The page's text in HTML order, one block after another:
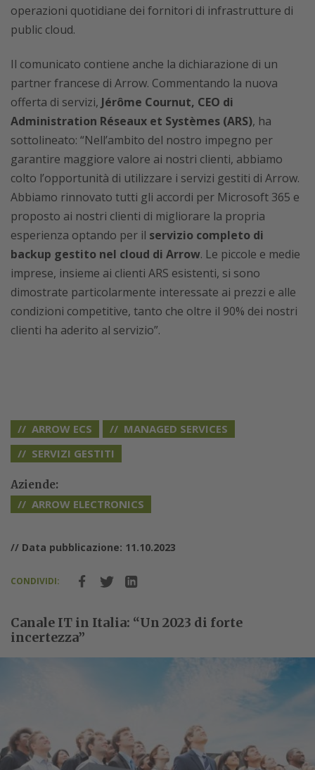
operazioni quotidiane dei fornitori di infrastrutture di
public cloud.
Il comunicato contiene anche la dichiarazione di un
partner francese di Arrow. Commentando la nuova
offerta di servizi, Jérôme Cournut, CEO di
Administration Réseaux et Systèmes (ARS), ha
sottolineato: “Nell’ambito del nostro impegno per
garantire maggiore valore ai nostri clienti, abbiamo
colto l’opportunità di utilizzare i servizi gestiti di Arrow.
Abbiamo rinnovato tutti gli accordi per Microsoft 365 e
proposto ai nostri clienti di migliorare la propria
esperienza optando per il servizio completo di
backup gestito nel cloud di Arrow. Le piccole e medie
imprese, insieme ai clienti ARS esistenti, si sono
dimostrate particolarmente interessate ai prezzi e alle
condizioni competitive, tanto che oltre il 90% dei nostri
clienti ha aderito al servizio”.
ARROW ECS
MANAGED SERVICES
SERVIZI GESTITI
Aziende:
ARROW ELECTRONICS
// Data pubblicazione: 11.10.2023
CONDIVIDI:
Canale IT in Italia: “Un 2023 di forte
incertezza”